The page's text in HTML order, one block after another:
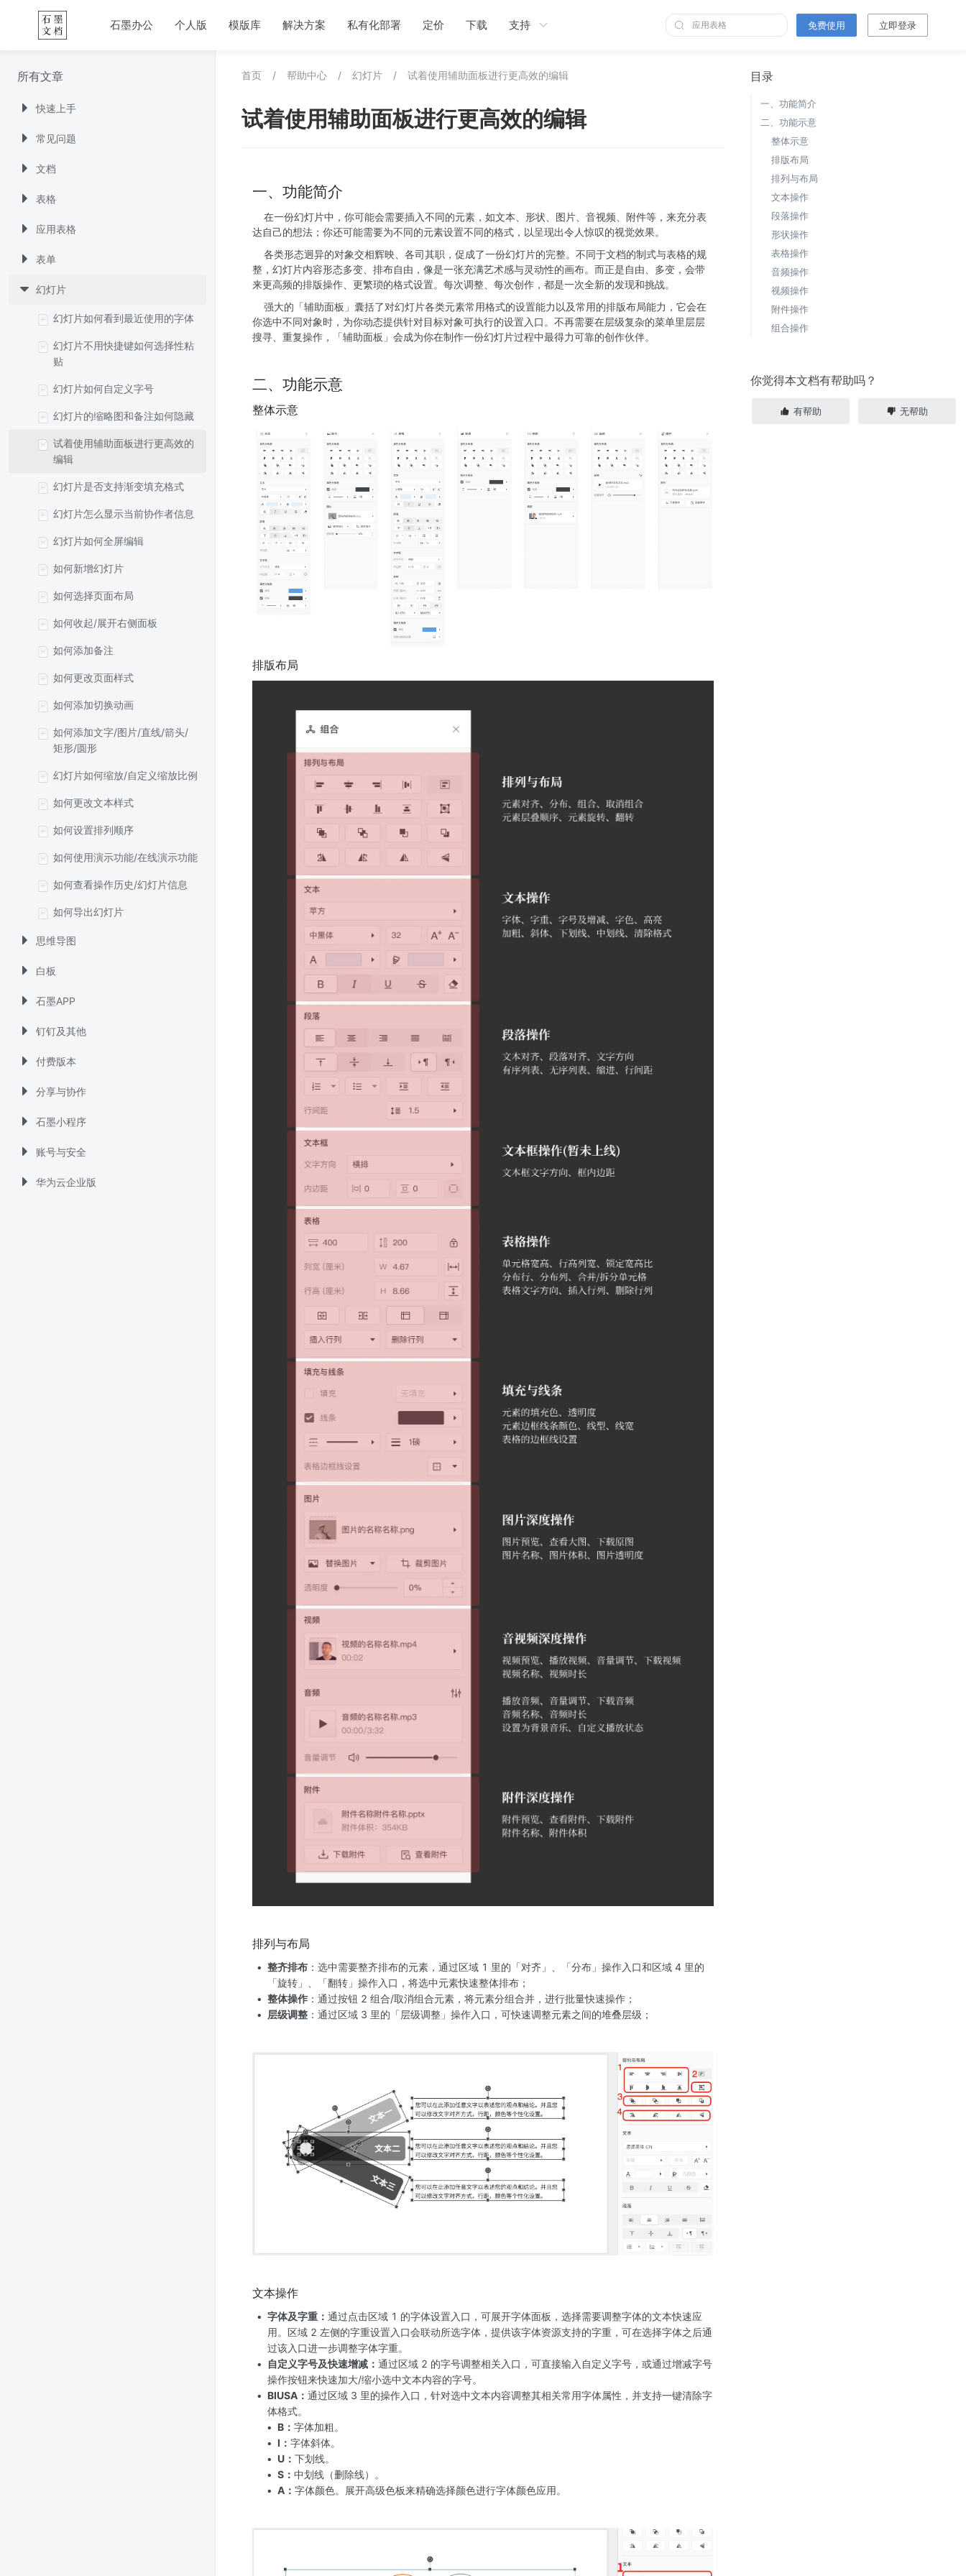
石墨办公 个人版 模版库 解决方案 私有化部署 定价 下载 支持 免费使用 立即登录
所有文章
快速上手
常见问题
文档
表格
应用表格
表单
幻灯片
幻灯片如何看到最近使用的字体
幻灯片不用快捷键如何选择性粘
贴
幻灯片如何自定义字号
幻灯片的缩略图和备注如何隐藏
试着使用辅助面板进行更高效的
编辑
幻灯片是否支持渐变填充格式
幻灯片怎么显示当前协作者信息
幻灯片如何全屏编辑
如何新增幻灯片
如何选择页面布局
如何收起/展开右侧面板
如何添加备注
如何更改页面样式
如何添加切换动画
如何添加文字/图片/直线/箭头/
矩形/圆形
幻灯片如何缩放/自定义缩放比例
如何更改文本样式
如何设置排列顺序
如何使用演示功能/在线演示功能
如何查看操作历史/幻灯片信息
如何导出幻灯片
思维导图
白板
石墨APP
钉钉及其他
付费版本
分享与协作
石墨小程序
账号与安全
华为云企业版
首页 / 帮助中心 / 幻灯片 / 试着使用辅助面板进行更高效的编辑
试着使用辅助面板进行更高效的编辑
一、功能简介
达自己的想法；你还可能需要为不同的元素设置不同的格式，以呈现出令人惊叹的视觉效果。
整，幻灯片内容形态多变、排布自由，像是一张充满艺术感与灵动性的画布。而正是自由、多变，会带
来更高频的排版操作、更繁琐的格式设置。每次调整、每次创作，都是一次全新的发现和挑战。
你选中不同对象时，为你动态提供针对目标对象可执行的设置入口。不再需要在层级复杂的菜单里层层
搜寻、重复操作，「辅助面板」会成为你在制作一份幻灯片过程中最得力可靠的创作伙伴。
二、功能示意
整体示意
排版布局
排列与布局
整齐排布 ：选中需要整齐排布的元素，通过区域 1 里的「对齐」、「分布」操作入口和区域 4 里的
「旋转」、「翻转」操作入口，将选中元素快速整体排布；
整体操作 ：通过按钮 2 组合/取消组合元素，将元素分组合并，进行批量快速操作；
层级调整 ：通过区域 3 里的「层级调整」操作入口，可快速调整元素之间的堆叠层级；
文本操作
字体及字重： 通过点击区域 1 的字体设置入口，可展开字体面板，选择需要调整字体的文本快速应
用。区域 2 左侧的字重设置入口会联动所选字体，提供该字体资源支持的字重，可在选择字体之后通
过该入口进一步调整字体字重。
自定义字号及快速增减： 通过区域 2 的字号调整相关入口，可直接输入自定义字号，或通过增减字号
操作按钮来快速加大/缩小选中文本内容的字号。
BIUSA： 通过区域 3 里的操作入口，针对选中文本内容调整其相关常用字体属性，并支持一键清除字
体格式。
B： 字体加粗。
I： 字体斜体。
U： 下划线。
S： 中划线（删除线）。
A： 字体颜色。展开高级色板来精确选择颜色进行字体颜色应用。
目录
一、功能简介
二、功能示意
整体示意
排版布局
排列与布局
文本操作
段落操作
形状操作
表格操作
音频操作
视频操作
附件操作
组合操作
你觉得本文档有帮助吗？
有帮助 无帮助